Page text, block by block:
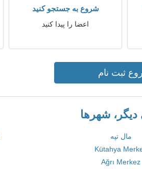
شروع به جستجو کنید
اعضا را پیدا کنید
ثبت نام
دیگر، شهرها
مال تپه
Kütahya
Ağrı Merkez